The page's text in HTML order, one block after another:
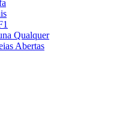
Qualquer
Abertas